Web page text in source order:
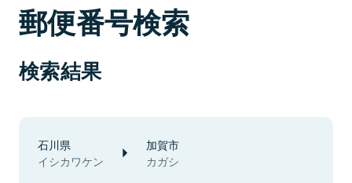
郵便番号検索
検索結果
石川県
イシカワケン
加賀市
カガシ